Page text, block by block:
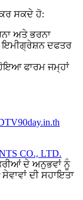
ਸਕਦੇ ਹੋ:
ਅਤੇ ਭਰਨਾ
ਇਮੀਗ੍ਰੇਸ਼ਨ ਦਫਤਰ
ਫਾਰਮ ਜਮ੍ਹਾਂ
90day.in.th
CO., LTD.
ਦੇ ਅਨੁਭਵਾਂ ਨੂੰ
ਦੀ ਸਹਾਇਤਾ